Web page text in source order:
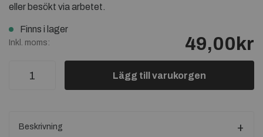
eller besökt via arbetet.
Finns i lager
Inkl. moms: 49,00kr
Lägg till varukorgen
Beskrivning